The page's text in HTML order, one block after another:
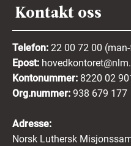
Kontakt oss
Telefon: 22 00 72 00
Epost:
Kontonummer: 8220 02
Org.nummer: 938 679 177
Adresse:
Norsk Luthersk